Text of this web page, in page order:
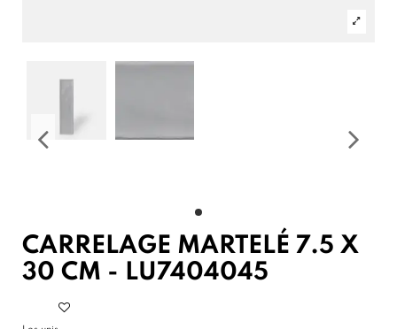
CARRELAGE MARTELÉ 7.5 X
30 CM - LU7404045